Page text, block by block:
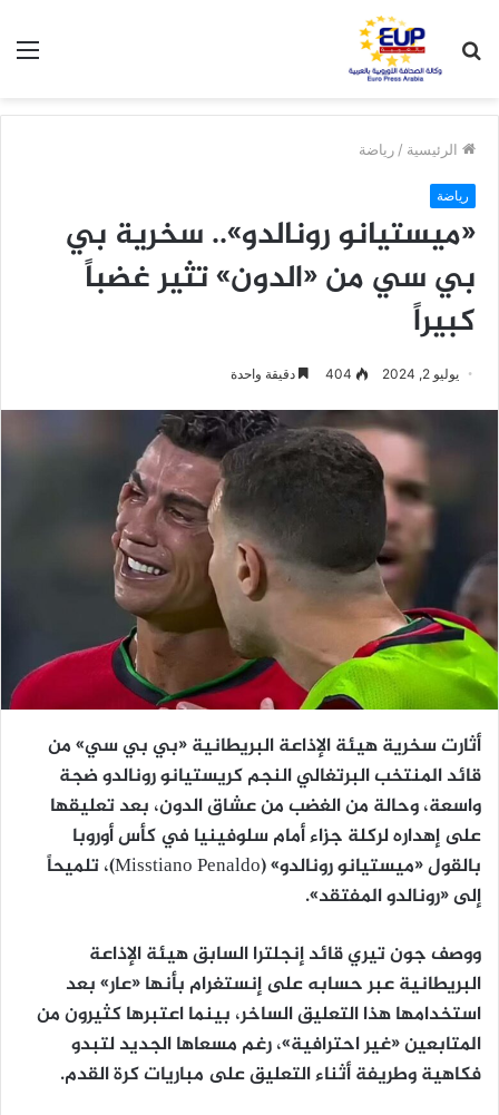
عن
الرئيسية / رياضة
رياضة
«ميستيانو رونالدو».. سخرية بي
بي سي من «الدون» تثير غضباً
كبيراً
يوليو 2, 2024 404 دقيقة واحدة
أثارت سخرية هيئة الإذاعة البريطانية «بي بي سي» من
قائد المنتخب البرتغالي النجم كريستيانو رونالدو ضجة
واسعة، وحالة من الغضب من عشاق الدون، بعد تعليقها
على إهداره لركلة جزاء أمام سلوفينيا في كأس أوروبا
بالقول «ميستيانو رونالدو» (Misstiano Penaldo)، تلميحاً
إلى «رونالدو المفتقد».
ووصف جون تيري قائد إنجلترا السابق هيئة الإذاعة
البريطانية عبر حسابه على إنستغرام بأنها «عار» بعد
استخدامها هذا التعليق الساخر، بينما اعتبرها كثيرون من
المتابعين «غير احترافية»، رغم مسعاها الجديد لتبدو
فكاهية وطريفة أثناء التعليق على مباريات كرة القدم.